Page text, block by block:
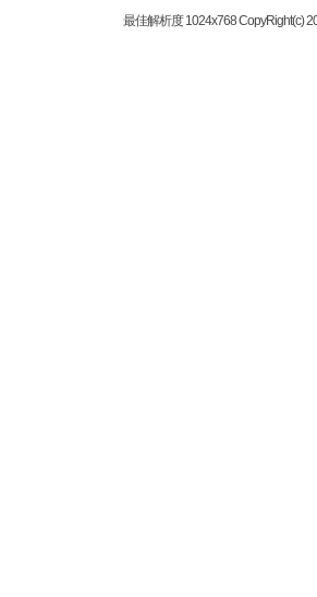
最佳解析度 1024x768 CopyRight(c)